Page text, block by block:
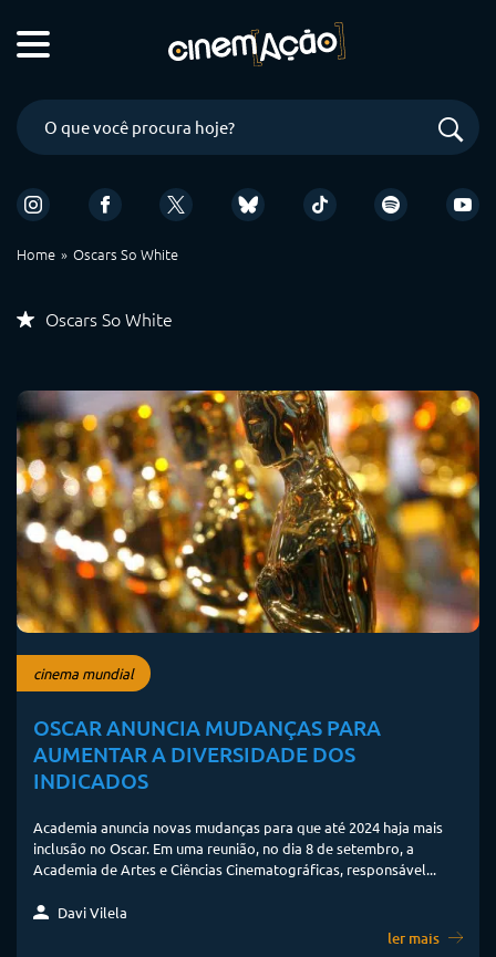
Home Oscars So White
Oscars So White
cinema mundial
OSCAR ANUNCIA MUDANÇAS PARA
AUMENTAR A DIVERSIDADE DOS
INDICADOS
Academia anuncia novas mudanças para que até 2024 haja mais
inclusão no Oscar. Em uma reunião, no dia 8 de setembro, a
Academia de Artes e Ciências Cinematográficas, responsável...
Davi Vilela
ler mais